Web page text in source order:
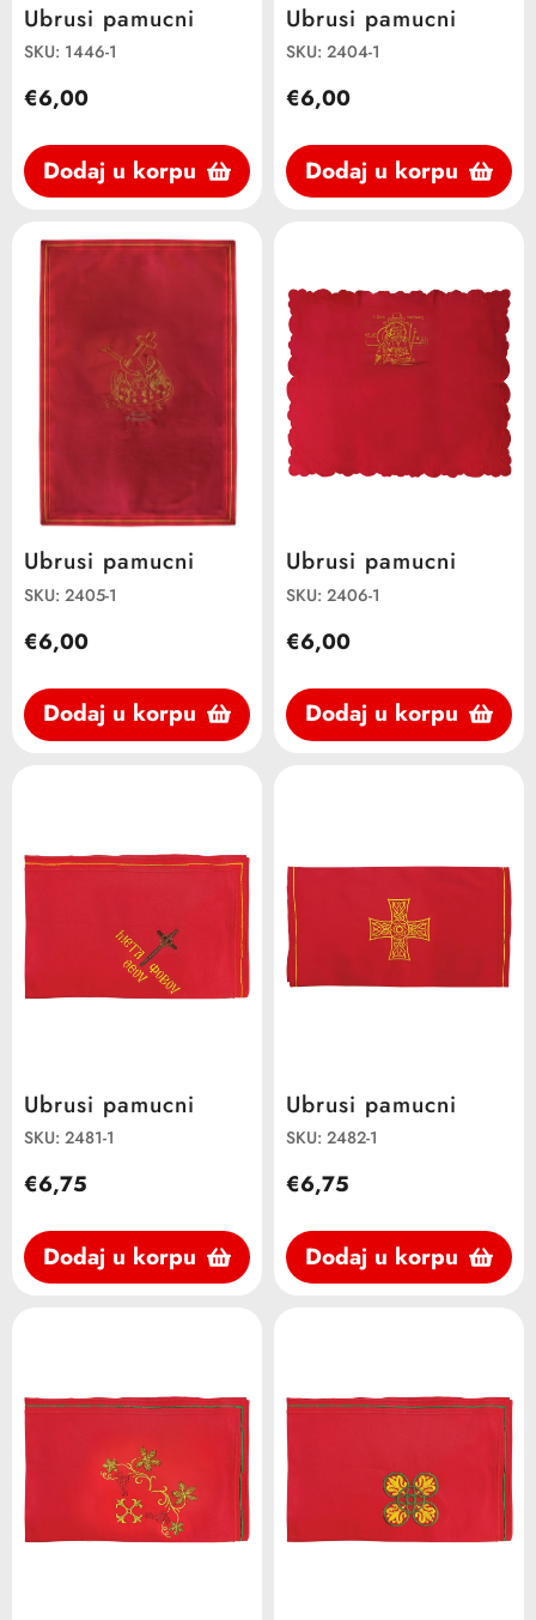
Ubrusi pamucni
SKU: 1446-1
€6,00
Dodaj u korpu
Ubrusi pamucni
SKU: 2404-1
€6,00
Dodaj u korpu
Ubrusi pamucni
SKU: 2405-1
€6,00
Dodaj u korpu
Ubrusi pamucni
SKU: 2406-1
€6,00
Dodaj u korpu
Ubrusi pamucni
SKU: 2481-1
€6,75
Dodaj u korpu
Ubrusi pamucni
SKU: 2482-1
€6,75
Dodaj u korpu